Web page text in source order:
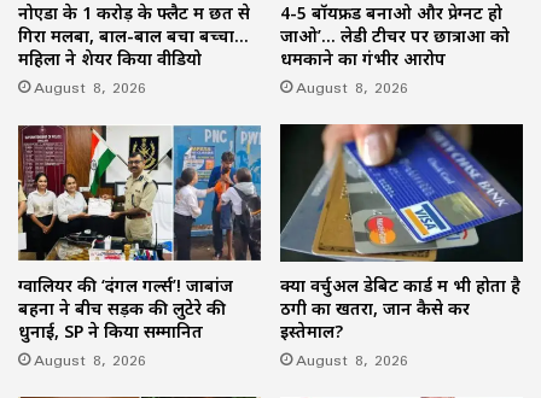
नोएडा के 1 करोड़ के फ्लैट में छत से
गिरा मलबा, बाल-बाल बचा बच्चा…
महिला ने शेयर किया वीडियो
August 8, 2026
4-5 बॉयफ्रेंड बनाओ और प्रेग्नेंट हो
जाओ’… लेडी टीचर पर छात्राओं को
धमकाने का गंभीर आरोप
August 8, 2026
ग्वालियर की ‘दंगल गर्ल्स’! जाबांज
बहनों ने बीच सड़क की लुटेरे की
धुनाई, SP ने किया सम्मानित
August 8, 2026
क्या वर्चुअल डेबिट कार्ड में भी होता है
ठगी का खतरा, जानें कैसे करें
इस्तेमाल?
August 8, 2026